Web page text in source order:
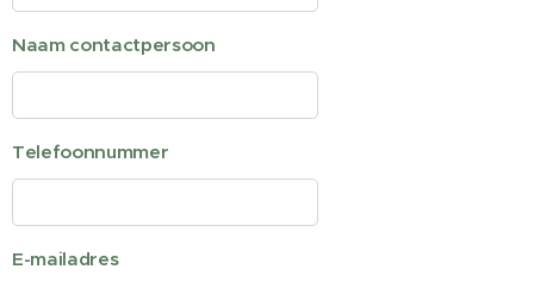
Naam contactpersoon
Telefoonnummer
E-mailadres